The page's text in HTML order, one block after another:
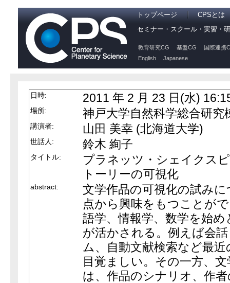
トップページ
CPSとは
セミナー・スクール・実習・
教育研究CG 基盤CG
国際連携
English
Japanese
日時: 2011 年 2 月 23 日(水)
場所: 神戸大学自然科学総合研究
講演者: 山田 美幸 (北海道大学)
世話人: 鈴木 絢子
タイトル:
プラネッツ・シェイクス
トーリーの可視化
abstract:
文学作品の可視化の試み
点から興味をもつことが
語学、情報学、数学を始
が活かされる。例えば会
ム、自動文献検索など最
目覚ましい。その一方、
は、作品のシナリオ、作